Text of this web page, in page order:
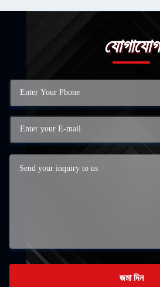
যোগাযোগ
জমা দিন